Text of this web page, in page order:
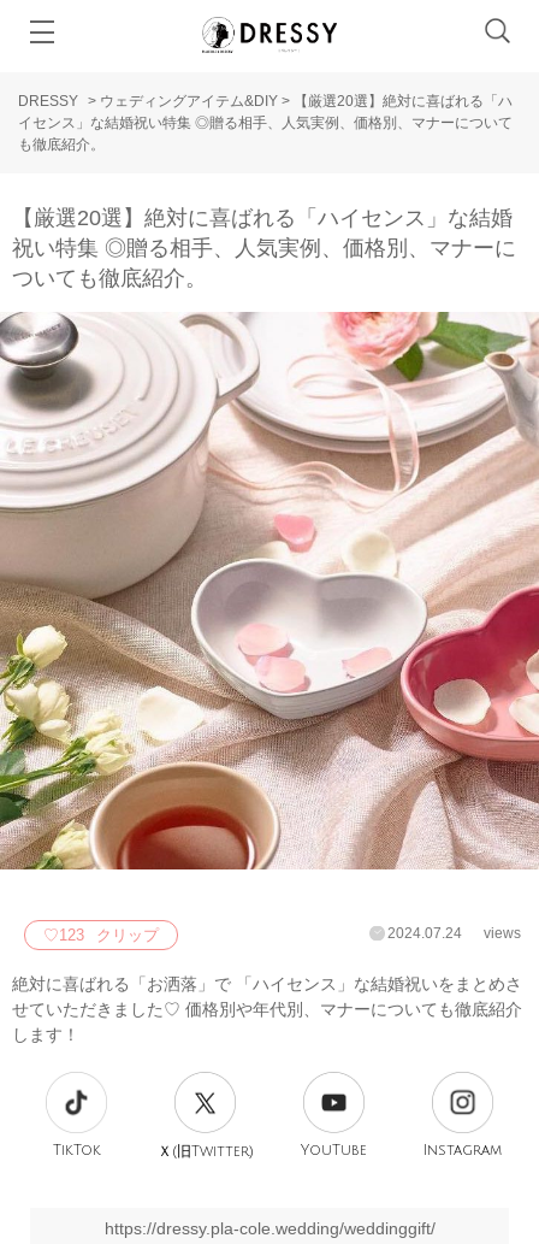
DRESSY > ウェディングアイテム&DIY >
【厳選20選】絶対に喜ばれる「ハ
イセンス」な結婚祝い特集 ◎贈る相手、人気実例、価格別、マナーについて
も徹底紹介。
【厳選20選】絶対に喜ばれる「ハイセンス」な結婚
祝い特集 ◎贈る相手、人気実例、価格別、マナーに
ついても徹底紹介。
♡123 クリップ 2024.07.24 views
絶対に喜ばれる「お洒落」で 「ハイセンス」な結婚祝いをまとめさ
せていただきました♡ 価格別や年代別、マナーについても徹底紹介
します！
TikTok Ｘ(旧Twitter) YouTube Instagram
https://dressy.pla-cole.wedding/weddinggift/